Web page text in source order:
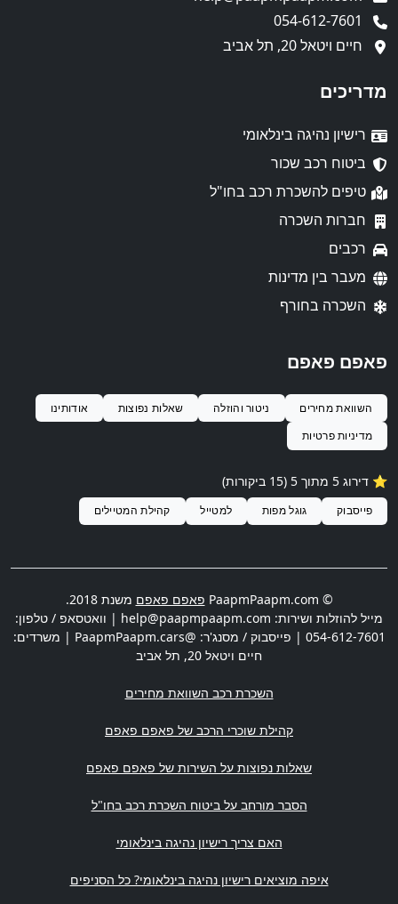
חיים ויטאל 20, תל אביב
מדריכים
רישיון נהיגה בינלאומי
ביטוח רכב שכור
טיפים להשכרת רכב בחו"ל
חברות השכרה
רכבים
מעבר בין מדינות
השכרה בחורף
פאפם פאפם
השוואת מחירים ניטור והוזלה שאלות נפוצות
אודותינו
מדיניות פרטיות
⭐️ דירוג 5 מתוך 5 (15 ביקורות)
פייסבוק גוגל מפות למטייל קהילת המטיילים
© PaapmPaapm.com פאפם פאפם משנת 2018.
מייל להוזלות ושירות: help@paapmpaapm.com | וואטסאפ / טלפון:
054-612-7601 | פייסבוק / מסנג'ר: @PaapmPaapm.cars | משרדים:
חיים ויטאל 20
, תל אביב
השכרת רכב השוואת מחירים
קהילת שוכרי הרכב של פאפם פאפם
שאלות נפוצות על השירות של פאפם פאפם
הסבר מורחב על ביטוח השכרת רכב בחו"ל
האם צריך רישיון נהיגה בינלאומי
איפה מוציאים רישיון נהיגה בינלאומי? כל הסניפים